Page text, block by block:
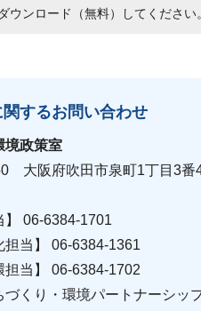
ウンロード（無料）してください
するお問い合わせ
境政策室
大阪府吹田市泉町1丁目3
】 06-6384-1701
担当】 06-6384-1361
担当】 06-6384-1702
づくり・環境パートナーシ